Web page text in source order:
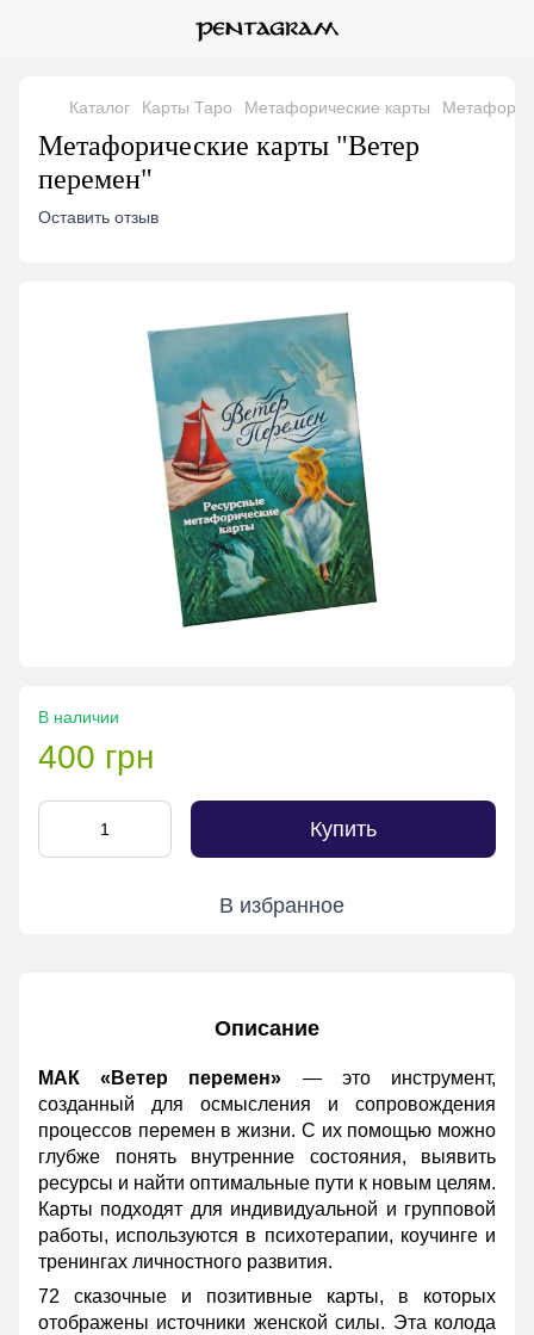
Каталог Карты Таро Метафорические карты
Метафорические карты "Ветер
перемен"
Оставить отзыв
В наличии
400 грн
Купить
В избранное
Описание
МАК «Ветер перемен» — это инструмент,
созданный для осмысления и сопровождения
процессов перемен в жизни. С их помощью можно
глубже понять внутренние состояния, выявить
ресурсы и найти оптимальные пути к новым целям.
Карты подходят для индивидуальной и групповой
работы, используются в психотерапии, коучинге и
тренингах личностного развития.
72 сказочные и позитивные карты, в которых
отображены источники женской силы. Эта колода